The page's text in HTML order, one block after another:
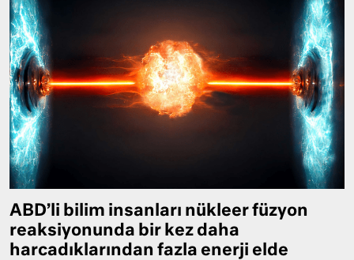
ABD’li bilim insanları nükleer füzyon
reaksiyonunda bir kez daha
harcadıklarından fazla enerji elde